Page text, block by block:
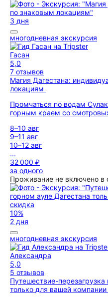
3 дня
многодневная экскурсия
Гасан
5,0
7 отзывов
Магия Дагестана:
локациям
Промчаться по водам
горным краем со
8–10 авг
9–11 авг
10–12 авг
...
32 000 ₽
за одного
Проживание не включено в
скидка
10%
2 дня
многодневная экскурсия
Александра
5,0
5 отзывов
Путешествие-
только для вашей компании